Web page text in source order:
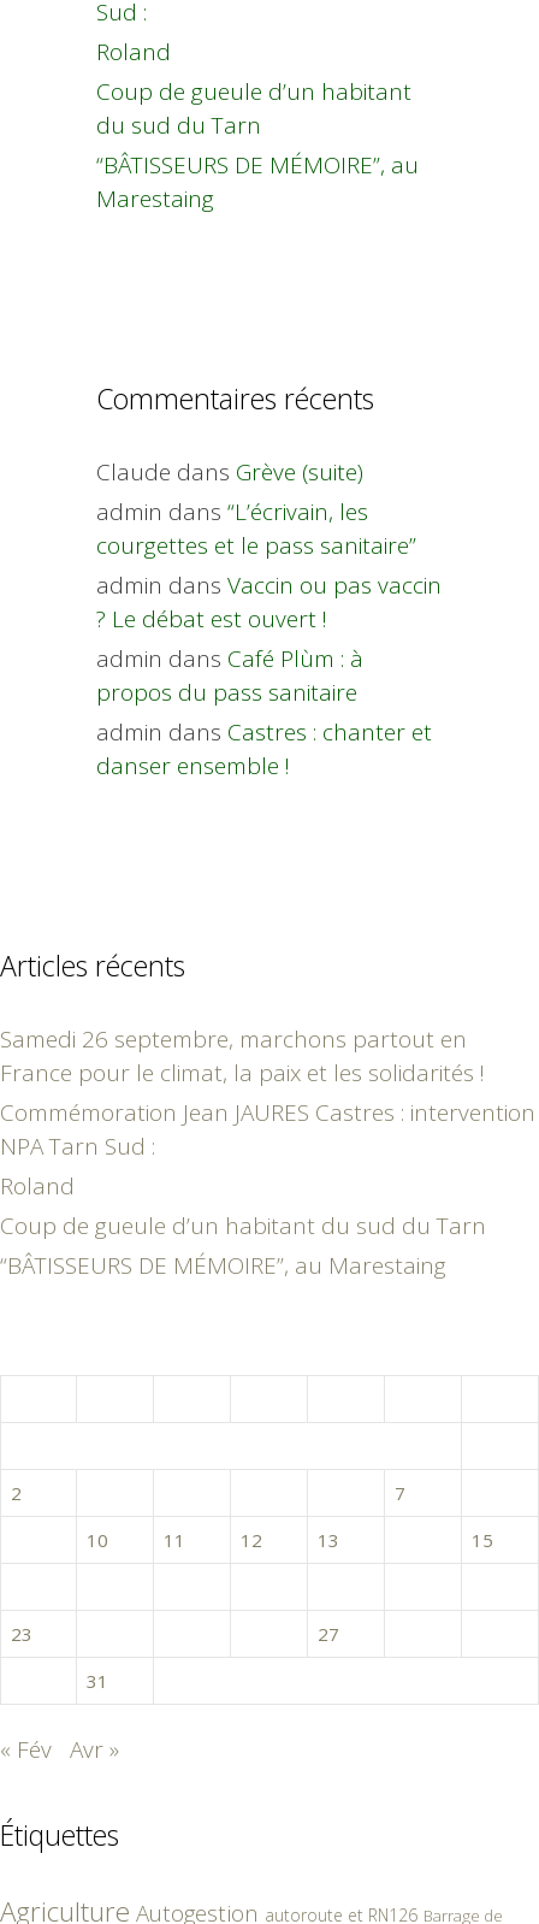
Sud :
Roland
Coup de gueule d’un habitant
du sud du Tarn
“BÂTISSEURS DE MÉMOIRE”, au
Marestaing
Commentaires récents
Claude dans Grève (suite)
admin dans “L’écrivain, les
courgettes et le pass sanitaire”
admin dans Vaccin ou pas vaccin
? Le débat est ouvert !
admin dans Café Plùm : à
propos du pass sanitaire
admin dans Castres : chanter et
danser ensemble !
Articles récents
Samedi 26 septembre, marchons partout en
France pour le climat, la paix et les solidarités !
Commémoration Jean JAURES Castres : intervention
NPA Tarn Sud :
Roland
Coup de gueule d’un habitant du sud du Tarn
“BÂTISSEURS DE MÉMOIRE”, au Marestaing
2
7
10 11 12 13
15
23
27
31
« Fév Avr »
Étiquettes
Agriculture Autogestion autoroute et RN126 Barrage de